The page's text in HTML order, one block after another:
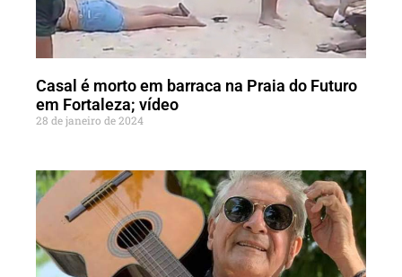
Casal é morto em barraca na Praia do Futuro
em Fortaleza; vídeo
28 de janeiro de 2024